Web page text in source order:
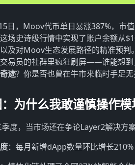
日，Moov代币单日暴涨387%，市
场史诗级行情中实现了账户余额从
及对Moov生态发展路径的精准预判
易员的社群里疯狂刷屏——谁能想
迹？你是否也曾在牛市来临时手足
为什么我敢谨慎操作
度，当市场还在争论Layer2解决方
：每月新增dApp数量环比增长210%